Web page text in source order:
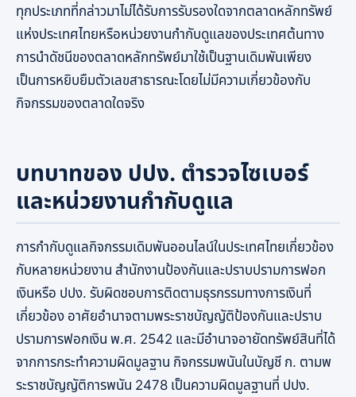
ทุกประเภทที่กล่าวมาไม่ได้รับการรับรองใดจากตลาดหลักทรัพย์
แห่งประเทศไทยหรือหน่วยงานกำกับดูแลของประเทศต้นทาง
การนำดัชนีของตลาดหลักทรัพย์มาใช้เป็นฐานเดิมพันเพียง
เป็นการหยิบยืมตัวเลขสาธารณะโดยไม่มีความเกี่ยวข้องกับ
กิจกรรมของตลาดใดจริง
บทบาทของ ปปง. ตำรวจไซเบอร์
และหน่วยงานกำกับดูแล
การกำกับดูแลกิจกรรมเดิมพันออนไลน์ในประเทศไทยเกี่ยวข้อง
กับหลายหน่วยงาน สำนักงานป้องกันและปราบปรามการฟอก
เงินหรือ ปปง. รับผิดชอบการติดตามธุรกรรมทางการเงินที่
เกี่ยวข้อง อาศัยอำนาจตามพระราชบัญญัติป้องกันและปราบ
ปรามการฟอกเงิน พ.ศ. 2542 และมีอำนาจอายัดทรัพย์สินที่ได้
จากการกระทำความผิดมูลฐาน กิจกรรมพนันในบัญชี ก. ตามพ
ระราชบัญญัติการพนัน 2478 เป็นความผิดมูลฐานที่ ปปง.